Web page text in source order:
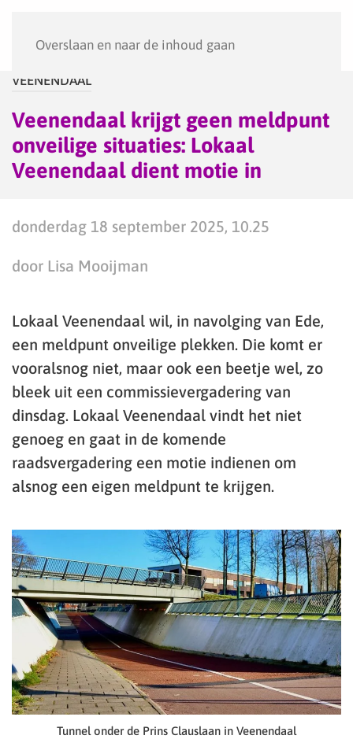
Overslaan en naar de inhoud gaan
VEENENDAAL
Veenendaal krijgt geen meldpunt
onveilige situaties: Lokaal
Veenendaal dient motie in
donderdag 18 september 2025, 10.25
door Lisa Mooijman
Lokaal Veenendaal wil, in navolging van Ede,
een meldpunt onveilige plekken. Die komt er
vooralsnog niet, maar ook een beetje wel, zo
bleek uit een commissievergadering van
dinsdag. Lokaal Veenendaal vindt het niet
genoeg en gaat in de komende
raadsvergadering een motie indienen om
alsnog een eigen meldpunt te krijgen.
Tunnel onder de Prins Clauslaan in Veenendaal